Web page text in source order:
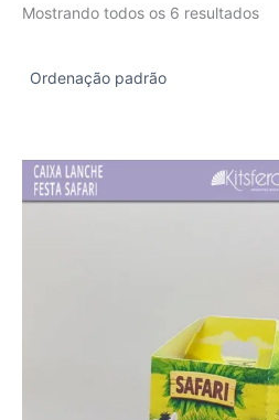
Mostrando todos os 6 resultados